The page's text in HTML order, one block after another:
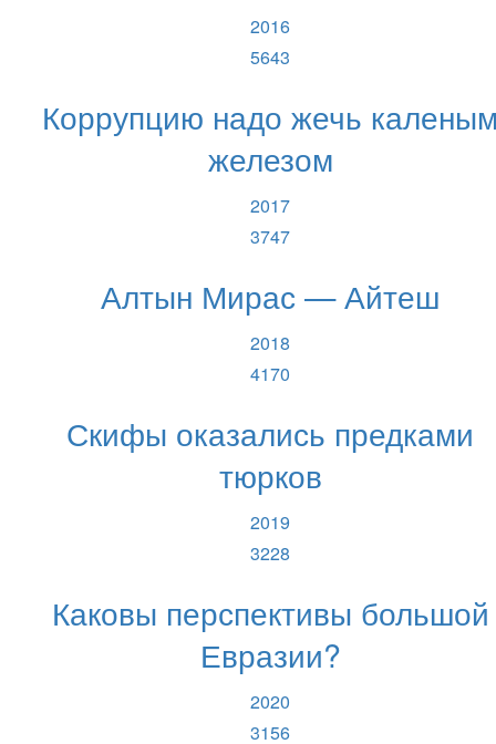
2016
5643
Коррупцию надо жечь
железом
2017
3747
Алтын Мирас — Айтеш
2018
4170
Скифы оказались предками
тюрков
2019
3228
Каковы перспективы большой
Евразии?
2020
3156